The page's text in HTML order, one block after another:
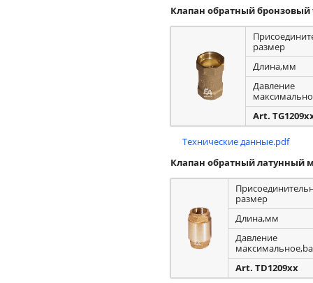
Клапан обратный бронзовый
размер
Длина,мм
Давление
Art.
Технические данные.pdf
Клапан обратный латунный
размер
Длина,мм
Давление
Art. TD1209xx